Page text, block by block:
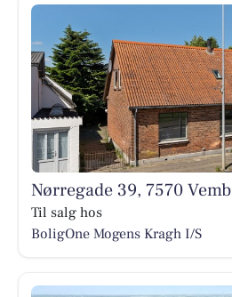
Nørregade 39, 7570 Vemb
Til salg hos
BoligOne Mogens Kragh I/S